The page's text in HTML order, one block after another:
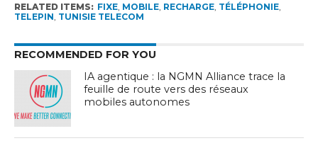
RELATED ITEMS: FIXE, MOBILE, RECHARGE, TÉLÉPHONIE,
TELEPIN, TUNISIE TELECOM
RECOMMENDED FOR YOU
IA agentique : la NGMN Alliance trace la
feuille de route vers des réseaux
mobiles autonomes